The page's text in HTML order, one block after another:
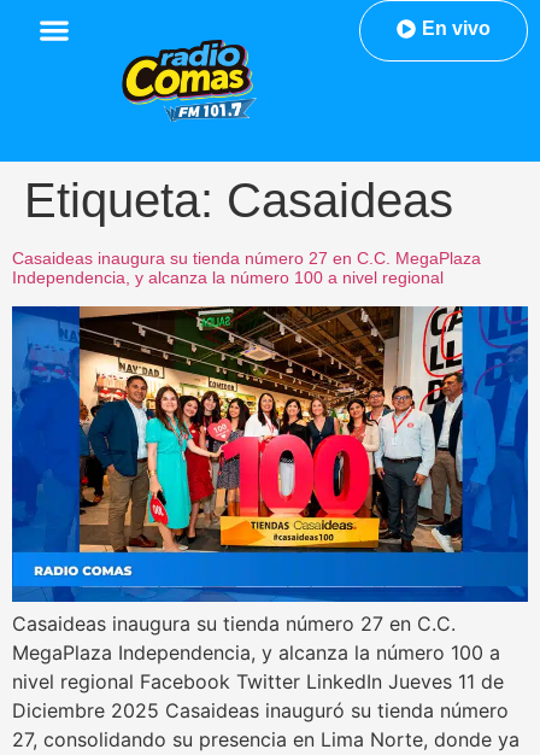
En vivo
Etiqueta: Casaideas
Casaideas inaugura su tienda número 27 en C.C. MegaPlaza
Independencia, y alcanza la número 100 a nivel regional
Casaideas inaugura su tienda número 27 en C.C.
MegaPlaza Independencia, y alcanza la número 100 a
nivel regional Facebook Twitter LinkedIn Jueves 11 de
Diciembre 2025 Casaideas inauguró su tienda número
27, consolidando su presencia en Lima Norte, donde ya